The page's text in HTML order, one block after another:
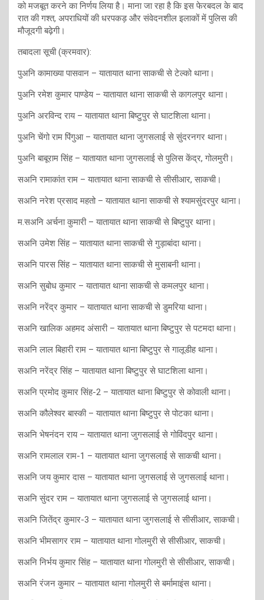
को मजबूत करने का निर्णय लिया है। माना जा रहा है कि इस फेरबदल के बाद
रात की गश्त, अपराधियों की धरपकड़ और संवेदनशील इलाकों में पुलिस की
मौजूदगी बढ़ेगी।
तबादला सूची (क्रमवार):
पुअनि कामाख्या पासवान – यातायात थाना साकची से टेल्को थाना।
पुअनि रमेश कुमार पाण्डेय – यातायात थाना साकची से कागलपुर थाना।
पुअनि अरविन्द राय – यातायात थाना बिष्टुपुर से घाटशिला थाना।
पुअनि चेंगो राम पिंगुआ – यातायात थाना जुगसलाई से सुंदरनगर थाना।
पुअनि बाबूराम सिंह – यातायात थाना जुगसलाई से पुलिस केंद्र, गोलमुरी।
सअनि रामाकांत राम – यातायात थाना साकची से सीसीआर, साकची।
सअनि नरेश प्रसाद महतो – यातायात थाना साकची से श्यामसुंदरपुर थाना।
म.सअनि अर्चना कुमारी – यातायात थाना साकची से बिष्टुपुर थाना।
सअनि उमेश सिंह – यातायात थाना साकची से गुड़ाबांदा थाना।
सअनि पारस सिंह – यातायात थाना साकची से मुसाबनी थाना।
सअनि सुबोध कुमार – यातायात थाना साकची से कमलपुर थाना।
सअनि नरेंद्र कुमार – यातायात थाना साकची से डुमरिया थाना।
सअनि खालिक अहमद अंसारी – यातायात थाना बिष्टुपुर से पटमदा थाना।
सअनि लाल बिहारी राम – यातायात थाना बिष्टुपुर से गालूडीह थाना।
सअनि नरेंद्र सिंह – यातायात थाना बिष्टुपुर से घाटशिला थाना।
सअनि प्रमोद कुमार सिंह-2 – यातायात थाना बिष्टुपुर से कोवाली थाना।
सअनि कौलेश्वर बास्की – यातायात थाना बिष्टुपुर से पोटका थाना।
सअनि भेषनंदन राय – यातायात थाना जुगसलाई से गोविंदपुर थाना।
सअनि रामलाल राम-1 – यातायात थाना जुगसलाई से साकची थाना।
सअनि जय कुमार दास – यातायात थाना जुगसलाई से जुगसलाई थाना।
सअनि सुंदर राम – यातायात थाना जुगसलाई से जुगसलाई थाना।
सअनि जितेंद्र कुमार-3 – यातायात थाना जुगसलाई से सीसीआर, साकची।
सअनि भीमसागर राम – यातायात थाना गोलमुरी से सीसीआर, साकची।
सअनि निर्भय कुमार सिंह – यातायात थाना गोलमुरी से सीसीआर, साकची।
सअनि रंजन कुमार – यातायात थाना गोलमुरी से बर्मामाइंस थाना।